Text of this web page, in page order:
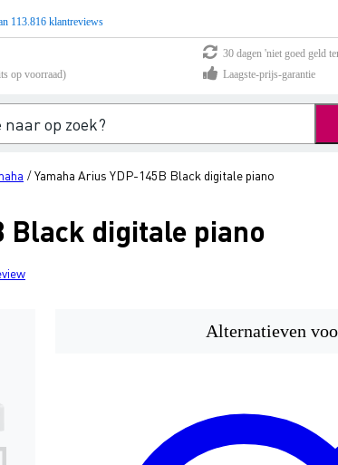
113.816 klantreviews
30 dagen 'niet goed geld
op voorraad)
Laagste-prijs-garantie
/Yamaha Arius YDP-145B Black digitale piano
Black digitale piano
Alternatieven